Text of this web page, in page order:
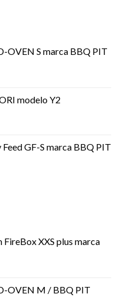
OVEN S marca BBQ PIT
modelo Y2
GF-S marca BBQ PIT
XXS plus marca
OVEN M / BBQ PIT